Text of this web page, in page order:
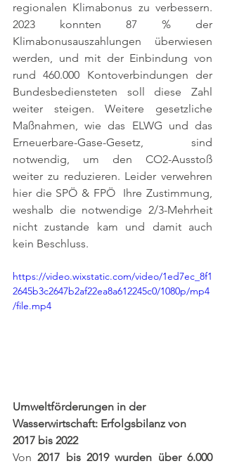
regionalen Klimabonus zu verbessern.
2023 konnten 87 % der
Klimabonusauszahlungen überwiesen
werden, und mit der Einbindung von
rund 460.000 Kontoverbindungen der
Bundesbediensteten soll diese Zahl
weiter steigen. Weitere gesetzliche
Maßnahmen, wie das ELWG und das
Erneuerbare-Gase-Gesetz, sind
notwendig, um den CO2-Ausstoß
weiter zu reduzieren. Leider verwehren
hier die SPÖ & FPÖ  Ihre Zustimmung,
weshalb die notwendige 2/3-Mehrheit
nicht zustande kam und damit auch
kein Beschluss.
https://video.wixstatic.com/video/1ed7ec_8f1
2645b3c2647b2af22ea8a612245c0/1080p/mp4
/file.mp4
Umweltförderungen in der
Wasserwirtschaft: Erfolgsbilanz von
2017 bis 2022
Von 2017 bis 2019 wurden über 6.000